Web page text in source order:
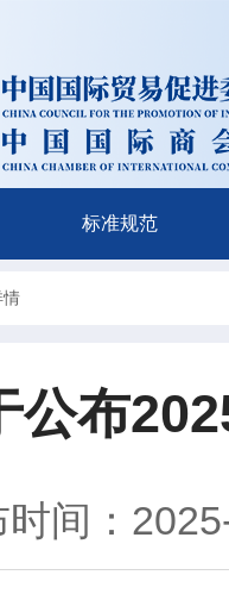
标准规范
公布
时间：